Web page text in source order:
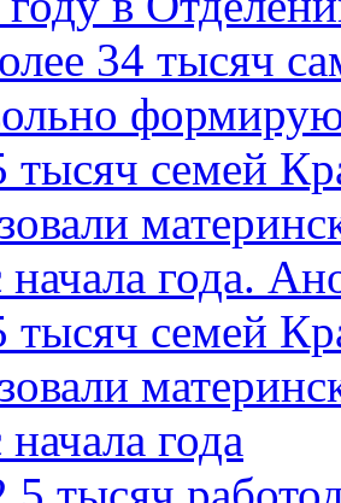
34 тысяч
тысяч семей
начала года.
тысяч семей
начала года